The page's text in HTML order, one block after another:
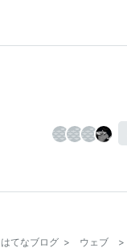
はてなブログ > ウェブ >